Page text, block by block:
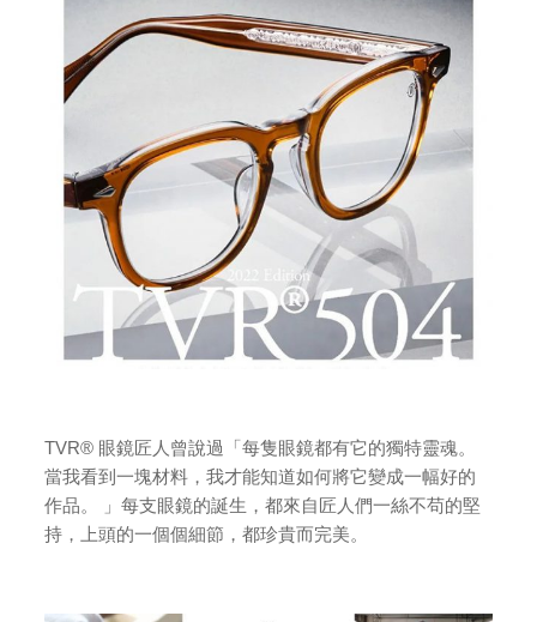
TVR® 眼鏡匠人曾說過「每隻眼鏡都有它的獨特靈魂。
當我看到一塊材料，我才能知道如何將它變成一幅好的
作品。 」每支眼鏡的誕生，都來自匠人們一絲不苟的堅
持，上頭的一個個細節，都珍貴而完美。